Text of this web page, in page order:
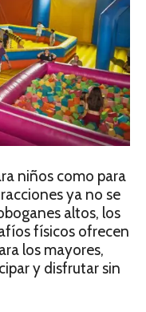
niños como para
ya no se
altos, los
físicos ofrecen
los mayores,
y disfrutar sin